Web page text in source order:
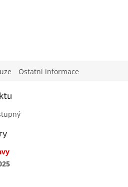
Ostatní informace